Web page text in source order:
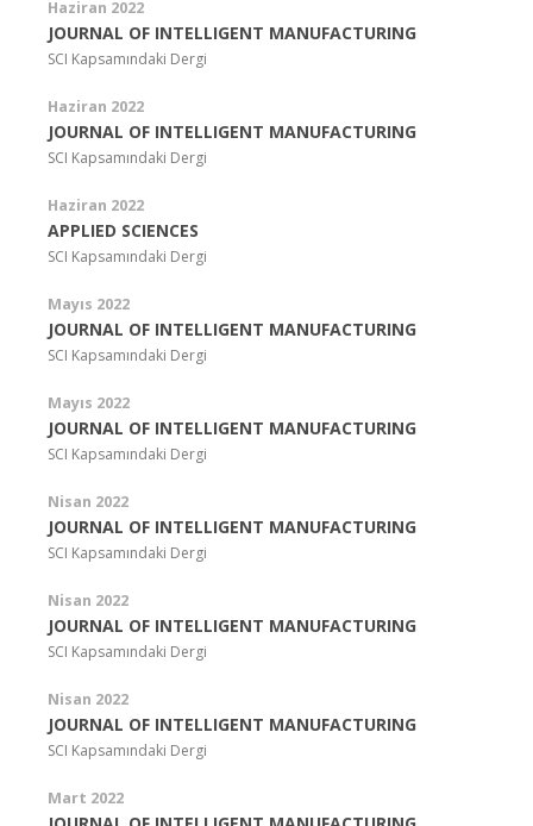
Haziran 2022
JOURNAL OF INTELLIGENT MANUFACTURING
SCI Kapsamındaki Dergi
Haziran 2022
JOURNAL OF INTELLIGENT MANUFACTURING
SCI Kapsamındaki Dergi
Haziran 2022
APPLIED SCIENCES
SCI Kapsamındaki Dergi
Mayıs 2022
JOURNAL OF INTELLIGENT MANUFACTURING
SCI Kapsamındaki Dergi
Mayıs 2022
JOURNAL OF INTELLIGENT MANUFACTURING
SCI Kapsamındaki Dergi
Nisan 2022
JOURNAL OF INTELLIGENT MANUFACTURING
SCI Kapsamındaki Dergi
Nisan 2022
JOURNAL OF INTELLIGENT MANUFACTURING
SCI Kapsamındaki Dergi
Nisan 2022
JOURNAL OF INTELLIGENT MANUFACTURING
SCI Kapsamındaki Dergi
Mart 2022